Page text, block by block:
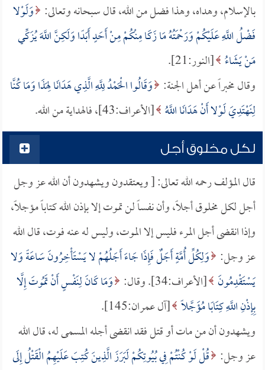
بالإسلام، وهداه، وهذا فضل من الله، قال سبحانه وتعالى: وَلَوْلا
فَضْلُ اللَّهِ عَلَيْكُمْ وَرَحْمَتُهُ مَا زَكَا مِنْكُمْ مِنْ أَحَدٍ أَبَدًا وَلَكِنَّ اللَّهَ يُزَكِّي
مَنْ يَشَاءُ [النور:21].
وقال مخبراً عن أهل الجنة: وَقَالُوا الْحَمْدُ لِلَّهِ الَّذِي هَدَانَا لِهَذَا وَمَا كُنَّا
لِنَهْتَدِيَ لَوْلا أَنْ هَدَانَا اللَّهُ [الأعراف:43]، فالهداية من الله.
لكل مخلوق أجل
قال المؤلف رحمه الله تعالى: [ ويعتقدون ويشهدون أن الله عز وجل
أجل لكل مخلوق أجلاً، وأن نفساً لن تموت إلا بإذن الله كتاباً مؤجلاً،
وإذا انقضى أجل المرء فليس إلا الموت، وليس له عنه فوت، قال الله
عز وجل: وَلِكُلِّ أُمَّةٍ أَجَلٌ فَإِذَا جَاءَ أَجَلُهُمْ لا يَسْتَأْخِرُونَ سَاعَةً وَلا
يَسْتَقْدِمُونَ [الأعراف:34]. وقال:
وَمَا كَانَ لِنَفْسٍ أَنْ تَمُوتَ إِلَّا
بِإِذْنِ اللَّهِ كِتَابًا مُؤَجَّلًا [آل عمران:145].
ويشهدون أن من مات أو قتل فقد انقضى أجله المسمى له، قال الله
عز وجل: قُلْ لَوْ كُنْتُمْ فِي بُيُوتِكُمْ لَبَرَزَ الَّذِينَ كُتِبَ عَلَيْهِمُ الْقَتْلُ إِلَى